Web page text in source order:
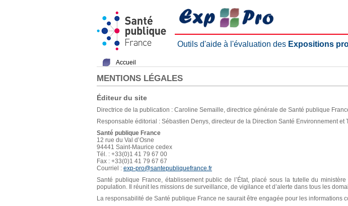
Outils d'aide à l'évaluation des Expositions
Accueil
MENTIONS LÉGALES
Éditeur du site
Directrice de la publication : Caroline Semaille, directrice générale de Santé publique
Responsable éditorial : Sébastien Denys, directeur de la Direction Santé Environnement et
Santé publique France
12 rue du Val d’Osne
94441 Saint-Maurice cedex
Tél. : +33(0)1 41 79 67 00
Fax : +33(0)1 41 79 67 67
Courriel : exp-pro@santepubliquefrance.fr
Santé publique France, établissement public de l’État, placé sous la tutelle du
population. Il réunit les missions de surveillance, de vigilance et d’alerte dans tous les
La responsabilité de Santé publique France ne saurait être engagée pour les